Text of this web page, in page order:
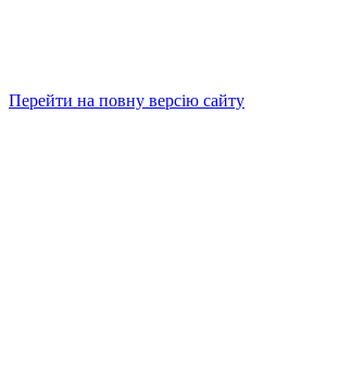
Перейти на повну версію сайту